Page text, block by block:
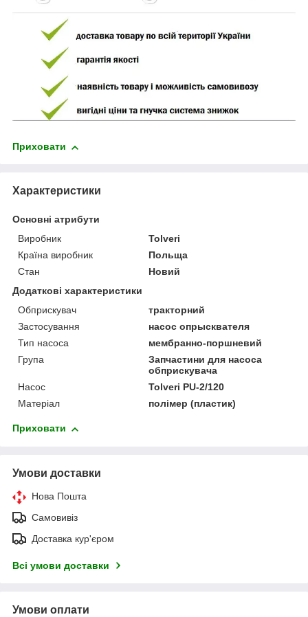
Приховати
Характеристики
Основні атрибути
Виробник
Tolveri
Країна виробник
Польща
Стан
Новий
Додаткові характеристики
Обприскувач
тракторний
Застосування
насос опрысквателя
Тип насоса
мембранно-поршневий
Група
Запчастини для насоса
обприскувача
Насос
Tolveri PU-2/120
Матеріал
полімер (пластик)
Приховати
Умови доставки
Нова Пошта
Самовивіз
Доставка кур'єром
Всі умови доставки
Умови оплати